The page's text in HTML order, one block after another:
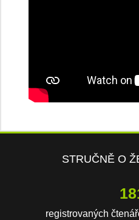
STRUČNĚ O
registrovaných